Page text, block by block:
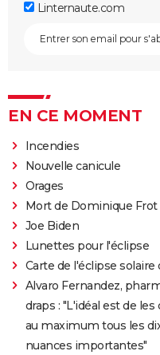
Linternaute.com
EN CE MOMENT
Incendies
Nouvelle canicule
Orages
Mort de Dominique Frot
Joe Biden
Lunettes pour l'éclipse
Carte de l'éclipse solaire
Alvaro Fernandez,
draps : "L'idéal est de
au maximum tous les
nuances importantes"